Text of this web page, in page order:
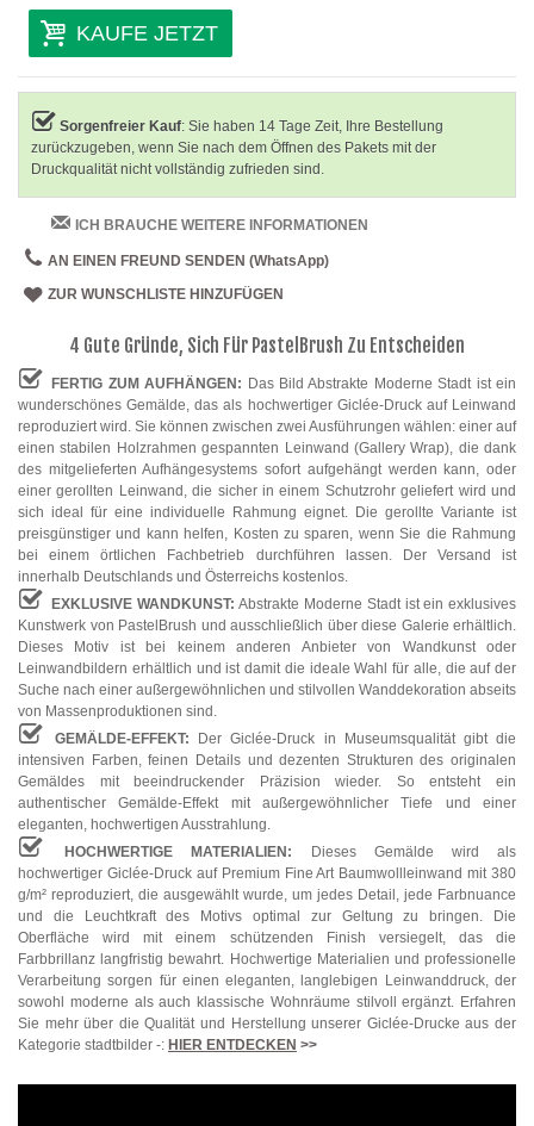
KAUFE JETZT
Sorgenfreier Kauf: Sie haben 14 Tage Zeit, Ihre Bestellung
zurückzugeben, wenn Sie nach dem Öffnen des Pakets mit der
Druckqualität nicht vollständig zufrieden sind.
ICH BRAUCHE WEITERE INFORMATIONEN
AN EINEN FREUND SENDEN (WhatsApp)
ZUR WUNSCHLISTE HINZUFÜGEN
4 Gute Gründe, Sich Für PastelBrush Zu Entscheiden
FERTIG ZUM AUFHÄNGEN: Das Bild Abstrakte Moderne Stadt ist ein
wunderschönes Gemälde, das als hochwertiger Giclée-Druck auf Leinwand
reproduziert wird. Sie können zwischen zwei Ausführungen wählen: einer auf
einen stabilen Holzrahmen gespannten Leinwand (Gallery Wrap), die dank
des mitgelieferten Aufhängesystems sofort aufgehängt werden kann, oder
einer gerollten Leinwand, die sicher in einem Schutzrohr geliefert wird und
sich ideal für eine individuelle Rahmung eignet. Die gerollte Variante ist
preisgünstiger und kann helfen, Kosten zu sparen, wenn Sie die Rahmung
bei einem örtlichen Fachbetrieb durchführen lassen. Der Versand ist
innerhalb Deutschlands und Österreichs kostenlos.
EXKLUSIVE WANDKUNST:Abstrakte Moderne Stadt ist ein exklusives
Kunstwerk von PastelBrush und ausschließlich über diese Galerie erhältlich.
Dieses Motiv ist bei keinem anderen Anbieter von Wandkunst oder
Leinwandbildern erhältlich und ist damit die ideale Wahl für alle, die auf der
Suche nach einer außergewöhnlichen und stilvollen Wanddekoration abseits
von Massenproduktionen sind.
GEMÄLDE-EFFEKT: Der Giclée-Druck in Museumsqualität gibt die
intensiven Farben, feinen Details und dezenten Strukturen des originalen
Gemäldes mit beeindruckender Präzision wieder. So entsteht ein
authentischer Gemälde-Effekt mit außergewöhnlicher Tiefe und einer
eleganten, hochwertigen Ausstrahlung.
HOCHWERTIGE MATERIALIEN: Dieses Gemälde wird als
hochwertiger Giclée-Druck auf Premium Fine Art Baumwollleinwand mit 380
g/m² reproduziert, die ausgewählt wurde, um jedes Detail, jede Farbnuance
und die Leuchtkraft des Motivs optimal zur Geltung zu bringen. Die
Oberfläche wird mit einem schützenden Finish versiegelt, das die
Farbbrillanz langfristig bewahrt. Hochwertige Materialien und professionelle
Verarbeitung sorgen für einen eleganten, langlebigen Leinwanddruck, der
sowohl moderne als auch klassische Wohnräume stilvoll ergänzt. Erfahren
Sie mehr über die Qualität und Herstellung unserer Giclée-Drucke aus der
Kategorie stadtbilder -: HIER ENTDECKEN >>